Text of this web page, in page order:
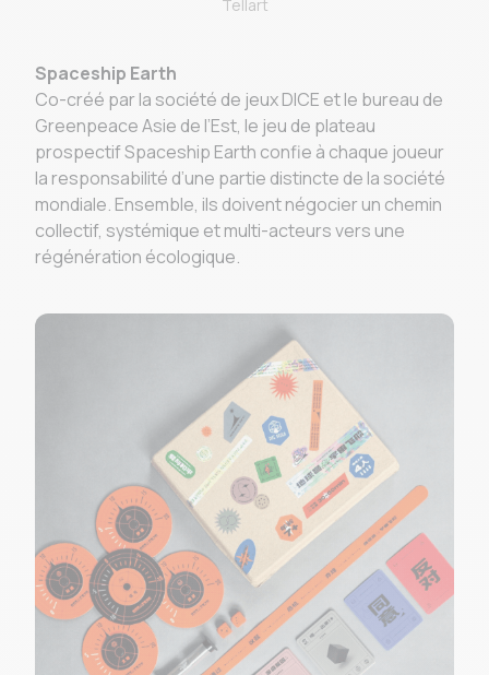
Tellart
Spaceship Earth
Co-créé par la société de jeux DICE et le bureau de
Greenpeace Asie de l’Est, le jeu de plateau
prospectif Spaceship Earth confie à chaque joueur
la responsabilité d’une partie distincte de la société
mondiale. Ensemble, ils doivent négocier un chemin
collectif, systémique et multi-acteurs vers une
régénération écologique.